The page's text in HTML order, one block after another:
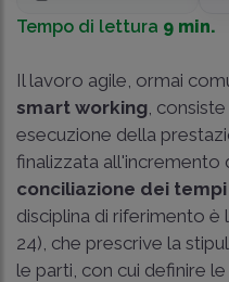
Tempo di lettura 9 min.
Il lavoro agile, ormai
smart working ,
esecuzione della
finalizzata all'incremento
conciliazione dei
disciplina di riferimento
24), che prescrive la
le parti, con cui definire